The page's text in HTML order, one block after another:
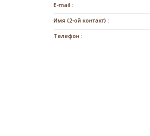
E-mail :
Имя (2-ой контакт) :
Телефон :